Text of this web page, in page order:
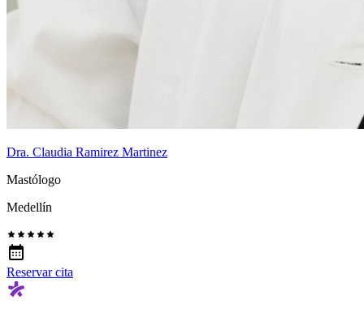
Dra. Claudia Ramirez Martinez
Mastólogo
Medellín
Reservar cita